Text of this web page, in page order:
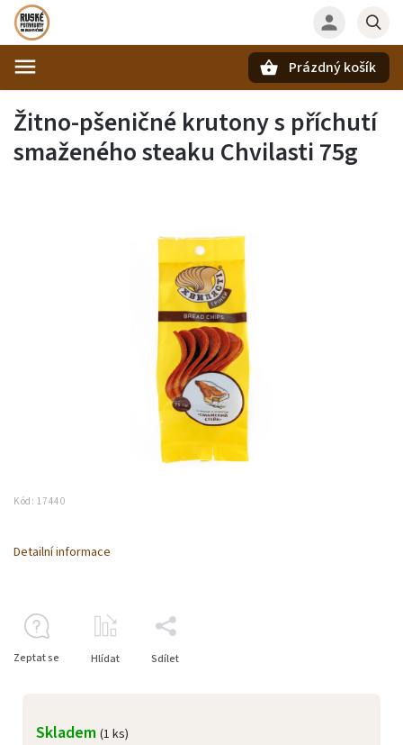
Prázdný košík
Žitno-pšeničné krutony s příchutí
smaženého steaku Chvilasti 75g
Kód: 17440
Skladem (1 ks)
Detailní informace
Zeptat se Hlídat Sdílet